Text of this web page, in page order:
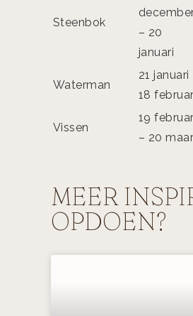
Steenbok
– 20
januari
Waterman
21 januari
18
Vissen
19
– 20
MEER
OPDOEN?